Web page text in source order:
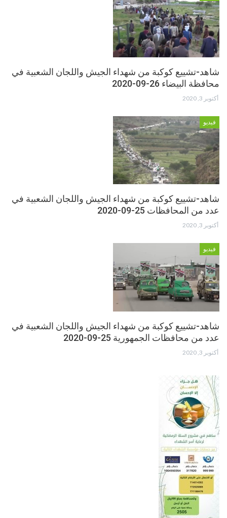
شاهد-تشييع كوكبة من شهداء الجيش واللجان الشعبية في
محافظة البيضاء 26-09-2020
أكتوبر 3, 2020
فيديو
شاهد-تشييع كوكبة من شهداء الجيش واللجان الشعبية في
عدد من المحافظات 25-09-2020
أكتوبر 3, 2020
فيديو
شاهد-تشييع كوكبة من شهداء الجيش واللجان الشعبية في
عدد من محافظات الجمهورية 25-09-2020
أكتوبر 3, 2020